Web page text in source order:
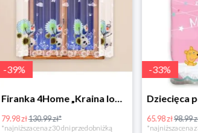
39%
Firanka 4Home „Kraina lodu” (Frozen)
79.98 zł130.99 zł*
*najniższa cena z 30 dni przed obniżką
33%
65.98 zł98.99 zł*
*najniższa cena z